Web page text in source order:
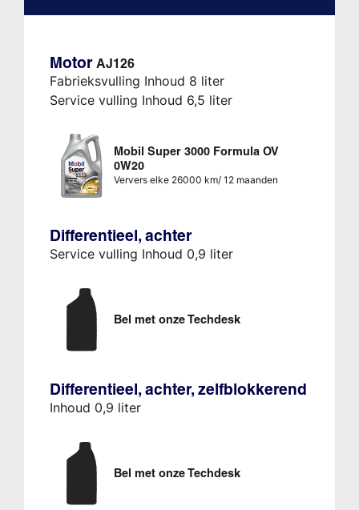
Motor AJ126
Fabrieksvulling Inhoud 8 liter
Service vulling Inhoud 6,5 liter
Mobil Super 3000 Formula OV
0W20
Ververs elke 26000 km/ 12 maanden
Differentieel, achter
Service vulling Inhoud 0,9 liter
Bel met onze Techdesk
Differentieel, achter, zelfblokkerend
Inhoud 0,9 liter
Bel met onze Techdesk